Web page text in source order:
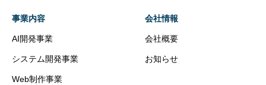
事業内容
AI開発事業
システム開発事業
Web制作事業
会社情報
会社概要
お知らせ